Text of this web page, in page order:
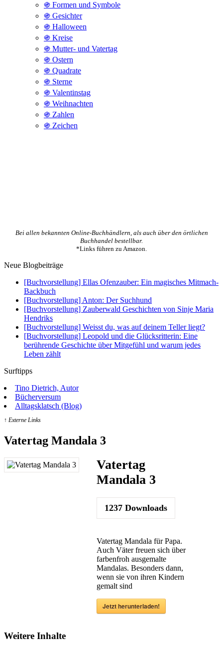
֍ Formen und Symbole
֍ Gesichter
֍ Halloween
֍ Kreise
֍ Mutter- und Vatertag
֍ Ostern
֍ Quadrate
֍ Sterne
֍ Valentinstag
֍ Weihnachten
֍ Zahlen
֍ Zeichen
Bei allen bekannten Online-Buchhändlern, als auch über den örtlichen
Buchhandel bestellbar.
*Links führen zu Amazon.
Neue Blogbeiträge
[Buchvorstellung] Ellas Ofenzauber: Ein magisches Mitmach-
Backbuch
[Buchvorstellung] Anton: Der Suchhund
[Buchvorstellung] Zauberwald Geschichten von Sinje Maria
Hendriks
[Buchvorstellung] Weisst du, was auf deinem Teller liegt?
[Buchvorstellung] Leopold und die Glücksritterin: Eine
berührende Geschichte über Mitgefühl und warum jedes
Leben zählt
Surftipps
Tino Dietrich, Autor
Bücherversum
Alltagsklatsch (Blog)
↑ Externe Links
Vatertag Mandala 3
Vatertag
Mandala 3
1237Downloads
Vatertag Mandala für Papa.
Auch Väter freuen sich über
farbenfroh ausgemalte
Mandalas. Besonders dann,
wenn sie von ihren Kindern
gemalt sind
Jetzt herunterladen!
Weitere Inhalte